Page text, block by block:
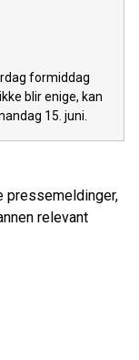
formiddag
blir enige, kan
15. juni.
pressemeldinger,
relevant